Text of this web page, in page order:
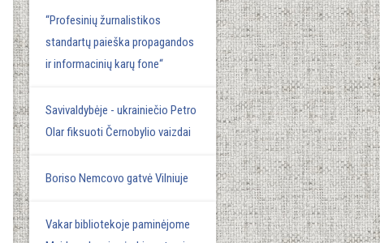
“Profesinių žurnalistikos
standartų paieška propagandos
ir informacinių karų fone“
Savivaldybėje - ukrainiečio Petro
Olar fiksuoti Černobylio vaizdai
Boriso Nemcovo gatvė Vilniuje
Vakar bibliotekoje paminėjome